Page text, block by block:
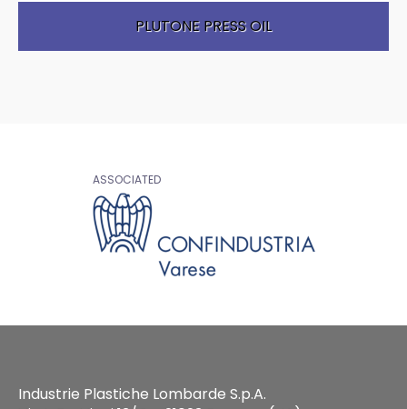
PLUTONE PRESS OIL
ASSOCIATED
Industrie Plastiche Lombarde S.p.A.